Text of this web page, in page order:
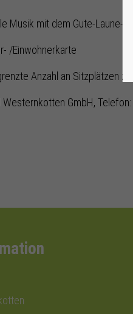
Musik mit dem Gute-Laune-
/Einwohnerkarte
Anzahl an Sitzplätzen zur
GmbH,